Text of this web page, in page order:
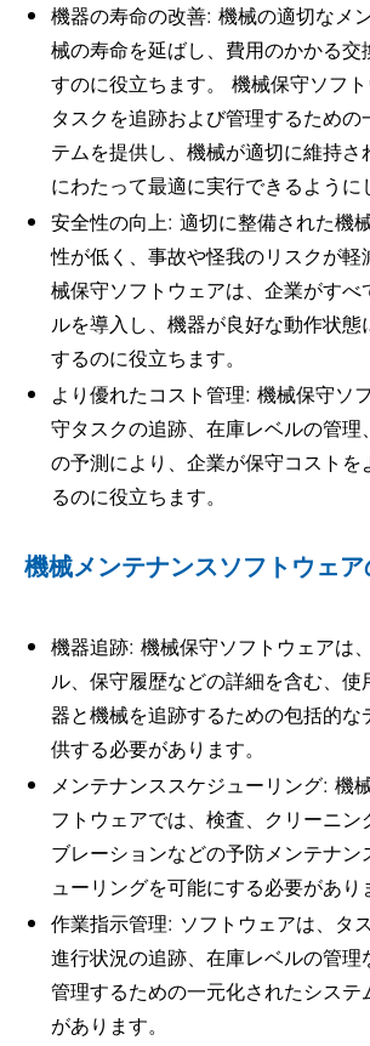
機器の寿命の改善: 機械の適切なメ
械の寿命を延ばし、費用のかかる交
すのに役立ちます。 機械保守ソフ
タスクを追跡および管理するための
テムを提供し、機械が適切に維持
にわたって最適に実行できるように
安全性の向上: 適切に整備された機
性が低く、事故や怪我のリスクが
械保守ソフトウェアは、企業がすべ
ルを導入し、機器が良好な動作状
するのに役立ちます。
より優れたコスト管理: 機械保守ソ
守タスクの追跡、在庫レベルの管理
の予測により、企業が保守コストを
るのに役立ちます。
機械メンテナンスソフトウェ
機器追跡: 機械保守ソフトウェアは
ル、保守履歴などの詳細を含む、
器と機械を追跡するための包括的な
供する必要があります。
メンテナンススケジューリング: 機
フトウェアでは、検査、クリーニン
ブレーションなどの予防メンテナ
ューリングを可能にする必要があり
作業指示管理: ソフトウェアは、タ
進行状況の追跡、在庫レベルの管理
管理するための一元化されたシス
があります。